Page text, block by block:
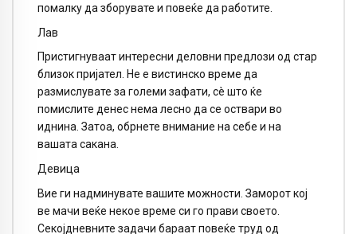
помалку да зборувате и повеќе да работите.
Лав
Пристигнуваат интересни деловни предлози од стар
близок пријател. Не е вистинско време да
размислувате за големи зафати, сè што ќе
помислите денес нема лесно да се оствари во
иднина. Затоа, обрнете внимание на себе и на
вашата сакана.
Девица
Вие ги надминувате вашите можности. Заморот кој
ве мачи веќе некое време си го прави своето.
Секојдневните задачи бараат повеќе труд од